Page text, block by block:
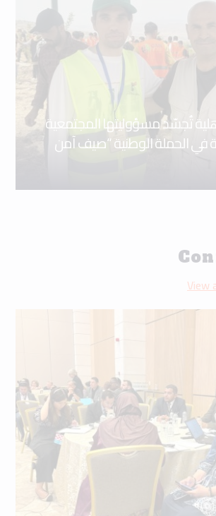
تُجسّد مسؤوليتها المجتمعية
في الحملة الوطنية “صيف آمن
View